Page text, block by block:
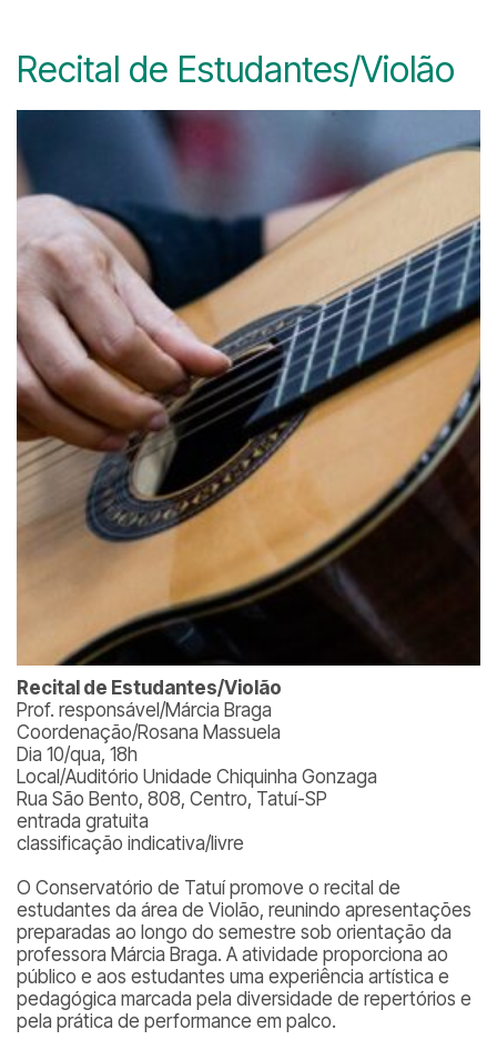
Recital de Estudantes/Violão
Recital de Estudantes/Violão
Prof. responsável/Márcia Braga
Coordenação/Rosana Massuela
Dia 10/qua, 18h
Local/Auditório Unidade Chiquinha Gonzaga
Rua São Bento, 808, Centro, Tatuí-SP
entrada gratuita
classificação indicativa/livre
O Conservatório de Tatuí promove o recital de
estudantes da área de Violão, reunindo apresentações
preparadas ao longo do semestre sob orientação da
professora Márcia Braga. A atividade proporciona ao
público e aos estudantes uma experiência artística e
pedagógica marcada pela diversidade de repertórios e
pela prática de performance em palco.